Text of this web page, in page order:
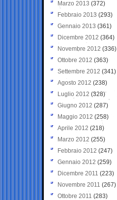
Marzo 2013 (372)
Febbraio 2013 (293)
Gennaio 2013 (361)
Dicembre 2012 (364)
Novembre 2012 (336)
Ottobre 2012 (363)
Settembre 2012 (341)
Agosto 2012 (238)
Luglio 2012 (328)
Giugno 2012 (287)
Maggio 2012 (258)
Aprile 2012 (218)
Marzo 2012 (255)
Febbraio 2012 (247)
Gennaio 2012 (259)
Dicembre 2011 (223)
Novembre 2011 (267)
Ottobre 2011 (283)